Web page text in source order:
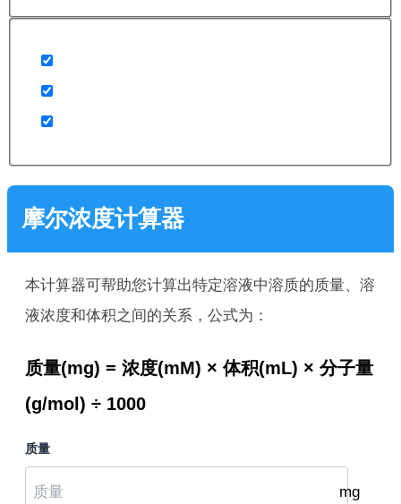
摩尔浓度计算器
本计算器可帮助您计算出特定溶液中溶质的质量、溶
液浓度和体积之间的关系，公式为：
质量(mg) = 浓度(mM) × 体积(mL) × 分子量
(g/mol) ÷ 1000
质量
mg